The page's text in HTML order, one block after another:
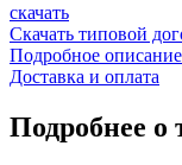
скачать
Скачать типовой
Подробное описание
Доставка и оплата
Подробнее о